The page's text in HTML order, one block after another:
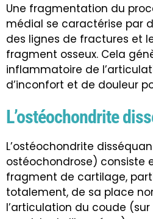
Une fragmentation du
médial se caractérise par
des lignes de fractures et
fragment osseux. Cela
inflammatoire de
d’inconfort et de douleur
L’ostéochondrite
L’ostéochondrite
ostéochondrose) consiste
fragment de cartilage,
totalement, de sa place
l’articulation du coude